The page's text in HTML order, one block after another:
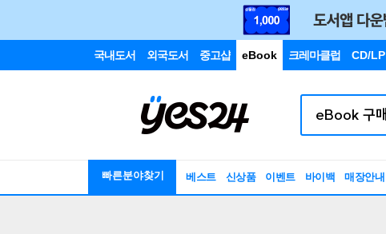
국내도서 외국도서 중고샵 eBook 크레마클럽 CD/LP
빠른분야찾기 베스트 신상품 이벤트 바이백 매장안내